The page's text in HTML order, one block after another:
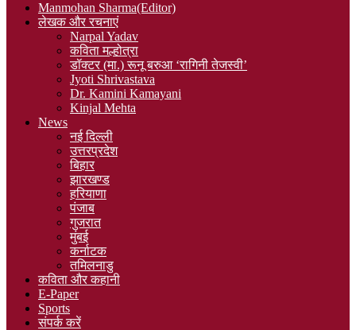
Manmohan Sharma(Editor)
लेखक और रचनाएं
Narpal Yadav
कविता मल्होत्रा
डॉक्टर (मा.) रूनू बरुआ ‘रागिनी तेजस्वी’
Jyoti Shrivastava
Dr. Kamini Kamayani
Kinjal Mehta
News
नई दिल्ली
उत्तरप्रदेश
बिहार
झारखण्ड
हरियाणा
पंजाब
गुजरात
मुंबई
कर्नाटक
तमिलनाडु
कविता और कहानी
E-Paper
Sports
संपर्क करें